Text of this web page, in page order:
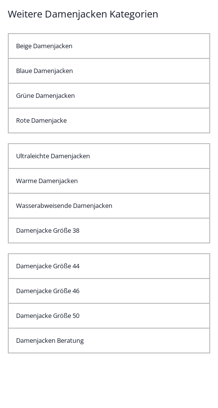
Weitere Damenjacken Kategorien
Beige Damenjacken
Blaue Damenjacken
Grüne Damenjacken
Rote Damenjacke
Ultraleichte Damenjacken
Warme Damenjacken
Wasserabweisende Damenjacken
Damenjacke Größe 38
Damenjacke Größe 44
Damenjacke Größe 46
Damenjacke Größe 50
Damenjacken Beratung